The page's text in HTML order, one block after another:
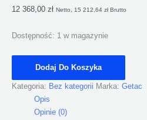
12 368,00 zł Netto, 15 212,64 zł Brutto
Dostępność: 1 w magazynie
Dodaj Do Koszyka
Kategoria: Bez kategorii Marka: Getac
Opis
Opinie (0)